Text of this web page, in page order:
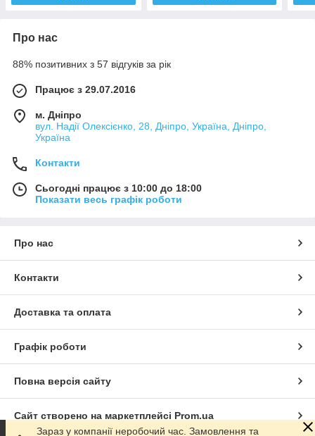
Про нас
88% позитивних з 57 відгуків за рік
Працює з 29.07.2016
м. Дніпро
вул. Надії Олексієнко, 28, Дніпро, Україна, Дніпро,
Україна
Контакти
Сьогодні працює з 10:00 до 18:00
Показати весь графік роботи
Про нас
Контакти
Доставка та оплата
Графік роботи
Повна версія сайту
Сайт створено на маркетплейсі Prom.ua
Зараз у компанії неробочий час. Замовлення та